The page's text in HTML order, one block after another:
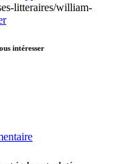
litteraires/william-
intéresser